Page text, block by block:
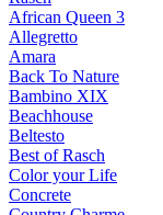
African Queen 3
Allegretto
Amara
Back To Nature
Bambino XIX
Beachhouse
Beltesto
Best of Rasch
Color your Life
Concrete